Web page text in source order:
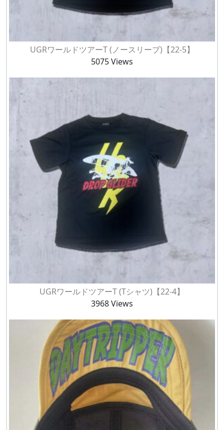
UGRワールドツアーT (ノースリーブ)【22-5】
5075 Views
UGRワールドツアーT (Tシャツ)【22-4】
3968 Views